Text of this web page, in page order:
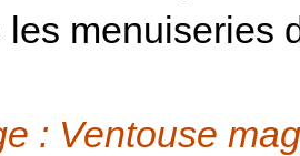
les menuiseries
: Ventouse